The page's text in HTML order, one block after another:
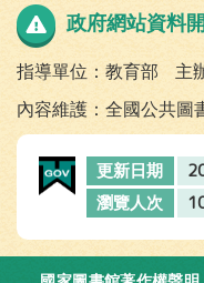
政府網站資料
指導單位：教育部
主
內容維護：全國公共圖
更新日期
瀏覽人次